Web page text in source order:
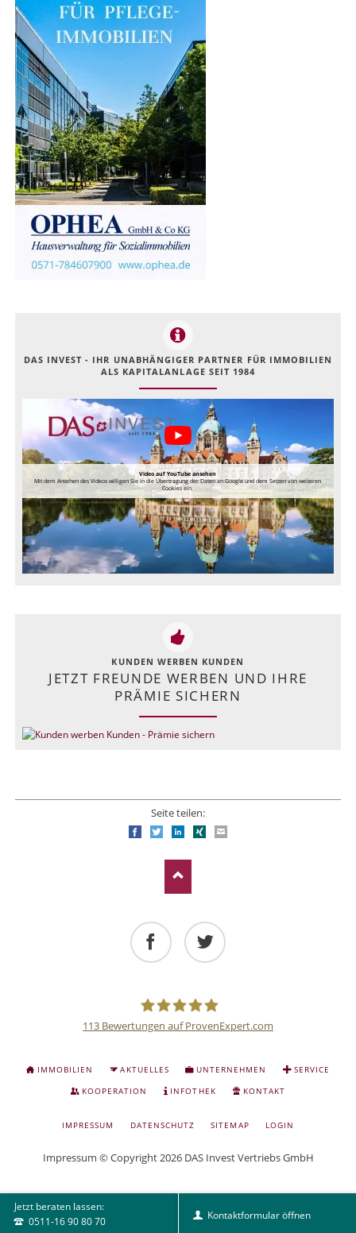
Jetzt beraten lassen:
0511-16 90 80 70
Kontaktformular öffnen
DAS INVEST - IHR UNABHÄNGIGER PARTNER FÜR IMMOBILIEN
ALS KAPITALANLAGE SEIT 1984
Video auf YouTube ansehen
Mit dem Ansehen des Videos willigen Sie in die Übertragung der Daten an Google und dem Setzen von weiteren
Cookies ein.
KUNDEN WERBEN KUNDEN
JETZT FREUNDE WERBEN UND IHRE
PRÄMIE SICHERN
Seite teilen:
FacebookTwitterLinkedIn
Xing
Anlage
und
Investitionen
113 Bewertungen auf ProvenExpert.com
NAVIGATION
IMMOBILIEN AKTUELLES UNTERNEHMEN
SERVICE
KOOPERATION
INFOTHEK KONTAKT
NAVIGATION
IMPRESSUM DATENSCHUTZ SITEMAP LOGIN
Impressum © Copyright 2026 DAS Invest Vertriebs GmbH